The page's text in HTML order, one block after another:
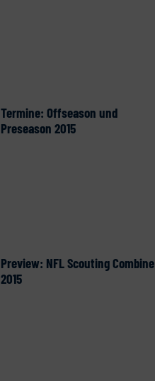
Termine: Offseason und
Preseason 2015
Preview: NFL Scouting Combine
2015